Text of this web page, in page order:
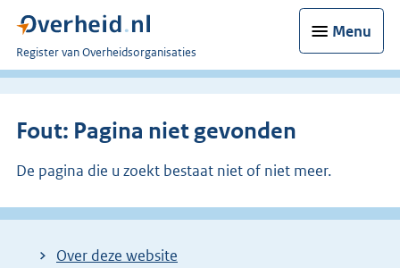
Menu
U
bent
Register van Overheidsorganisaties
Fout: Pagina niet gevonden
De pagina die u zoekt bestaat niet of niet meer.
Over deze website